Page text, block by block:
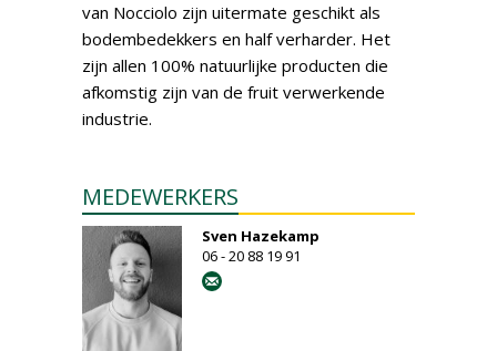
van Nocciolo zijn uitermate geschikt als
bodembedekkers en half verharder. Het
zijn allen 100% natuurlijke producten die
afkomstig zijn van de fruit verwerkende
industrie.
MEDEWERKERS
Sven Hazekamp
06 - 20 88 19 91